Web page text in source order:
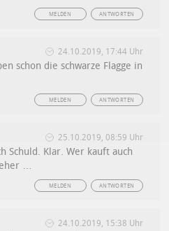
ANTWORTEN
MELDEN
24.10.2019, 17:44 Uhr
schon die schwarze Flagge in
ANTWORTEN
MELDEN
25.10.2019, 08:59 Uhr
Schuld. Klar. Wer kauft auch
…
ANTWORTEN
MELDEN
24.10.2019, 15:38 Uhr